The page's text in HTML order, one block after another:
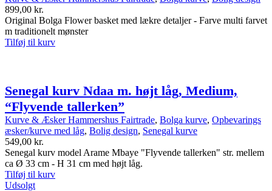
899,00 kr.
Original Bolga Flower basket med lækre detaljer - Farve multi farvet
m traditionelt mønster
Tilføj til kurv
Senegal kurv Ndaa m. højt låg, Medium,
“Flyvende tallerken”
Kurve & Æsker Hammershus Fairtrade, Bolga kurve, Opbevarings
æsker/kurve med låg, Bolig design, Senegal kurve
549,00 kr.
Senegal kurv model Arame Mbaye "Flyvende tallerken" str. mellem
ca Ø 33 cm - H 31 cm med højt låg.
Tilføj til kurv
Udsolgt